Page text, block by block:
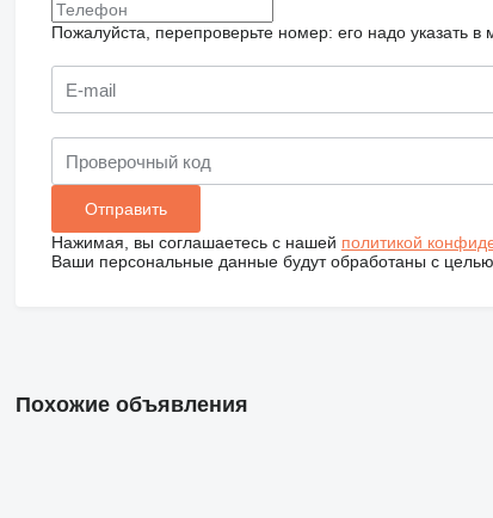
Пожалуйста, перепроверьте номер: его надо указать
Нажимая, вы соглашаетесь с нашей политикой
Ваши персональные данные будут обработаны с
Похожие объявления